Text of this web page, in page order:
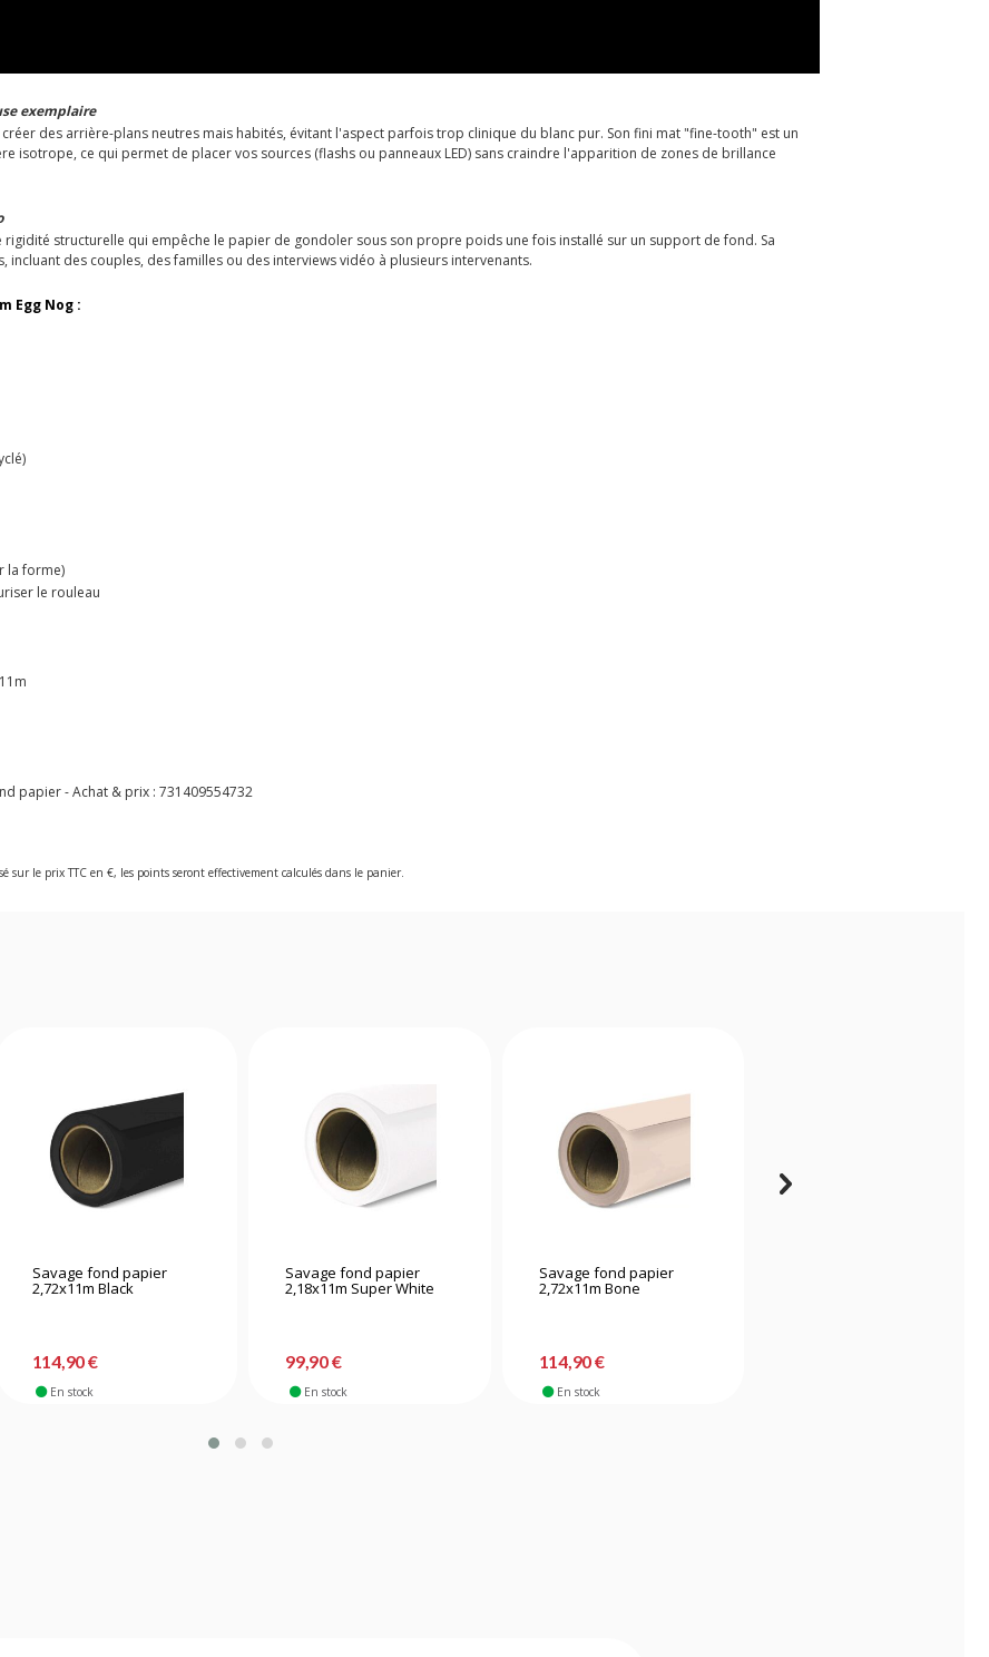
exemplaire
des arrière-plans neutres mais habités, évitant l'aspect parfois trop clinique du blanc pur. Son fini mat "fine-tooth" est un
isotrope, ce qui permet de placer vos sources (flashs ou panneaux LED) sans craindre l'apparition de zones de brillance
rigidité structurelle qui empêche le papier de gondoler sous son propre poids une fois installé sur un support de fond. Sa
des couples, des familles ou des interviews vidéo à plusieurs intervenants.
Egg Nog :
la forme)
le rouleau
papier - Achat & prix : 731409554732
sur le prix TTC en €, les points seront effectivement calculés dans le panier.
Savage fond papier
2,72x11m Black
114,90 €
En stock
Savage fond papier
2,18x11m Super White
99,90 €
En stock
Savage fond papier
2,72x11m Bone
114,90 €
En stock